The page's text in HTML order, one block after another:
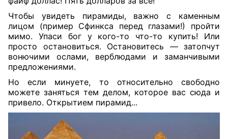
Чтобы увидеть пирамиды, важно с каменным
лицом (пример Сфинкса перед глазами!) пройти
мимо. Упаси бог у кого-то что-то купить! Или
просто остановиться. Остановитесь — затопчут
вонючими ослами, верблюдами и заманчивыми
предложениями.
Но если минуете, то относительно свободно
можете заняться тем делом, которое вас сюда и
привело. Открытием пирамид...